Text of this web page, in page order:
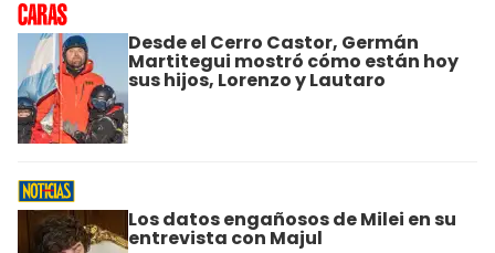
Desde el Cerro Castor, Germán
Martitegui mostró cómo están hoy
sus hijos, Lorenzo y Lautaro
Los datos engañosos de Milei en su
entrevista con Majul